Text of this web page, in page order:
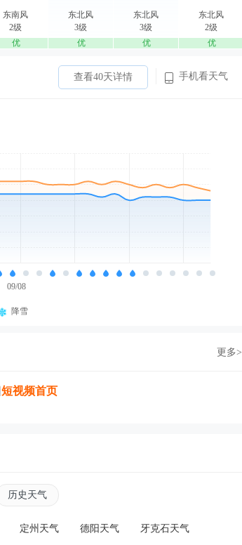
东南风
2级
优
东北风
3级
优
东北风
3级
优
东北风
2级
优
查看40天详情 手机看天气
09/08
降雪
更多>
短视频首页
历史天气
定州天气 德阳天气 牙克石天气